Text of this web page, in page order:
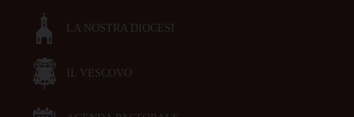
LA NOSTRA DIOCESI
IL VESCOVO